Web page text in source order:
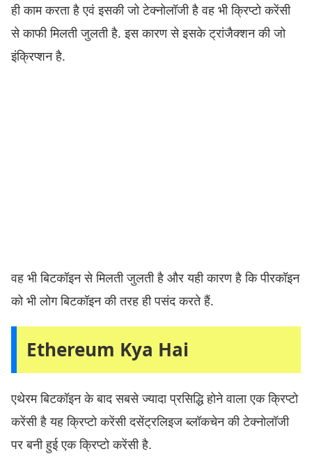
ही काम करता है एवं इसकी जो टेक्नोलॉजी है वह भी क्रिप्टो करेंसी
से काफी मिलती जुलती है. इस कारण से इसके ट्रांजैक्शन की जो
इंक्रिप्शन है.
वह भी बिटकॉइन से मिलती जुलती है और यही कारण है कि पीरकॉइन
को भी लोग बिटकॉइन की तरह ही पसंद करते हैं.
Ethereum Kya Hai
एथेरम बिटकॉइन के बाद सबसे ज्यादा प्रसिद्धि होने वाला एक क्रिप्टो
करेंसी है यह क्रिप्टो करेंसी दसेंट्रलिइज ब्लॉकचेन की टेक्नोलॉजी
पर बनी हुई एक क्रिप्टो करेंसी है.